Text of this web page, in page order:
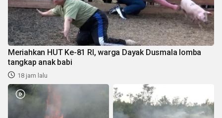
Meriahkan HUT Ke-81 RI, warga Dayak Dusmala lomba
tangkap anak babi
18 jam lalu